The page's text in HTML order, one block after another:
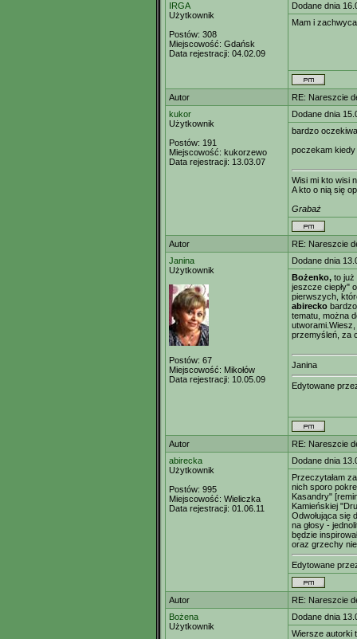
IRGA
Użytkownik
Postów: 308
Miejscowość: Gdańsk
Data rejestracji: 04.02.09
Dodane dnia
Mam i
Autor
RE: Nareszcie
kukor
Użytkownik
Postów: 191
Miejscowość: kukorzewo
Data rejestracji: 13.03.07
Dodane dnia
bardzo
poczekam
Wisi mi kto wisi
A kto o nią się
Grabaż
Autor
RE: Nareszcie
Janina
Użytkownik
Postów: 67
Miejscowość: Mikołów
Data rejestracji: 10.05.09
Dodane dnia
Bożenko, to już
jeszcze ciepły"
pierwszych,
abirecko
tematu, można
przemyśleń, za
Janina
Edytowane
Autor
RE: Nareszcie
abirecka
Użytkownik
Postów: 995
Miejscowość: Wieliczka
Data rejestracji: 01.06.11
Dodane dnia
Przeczytałam
nich sporo
Kasandry"
Kamieńskiej
Odwołująca się
na głosy -
będzie
oraz grzechy
Edytowane
Autor
RE: Nareszcie
Bożena
Użytkownik
Dodane dnia
Wiersze autorki